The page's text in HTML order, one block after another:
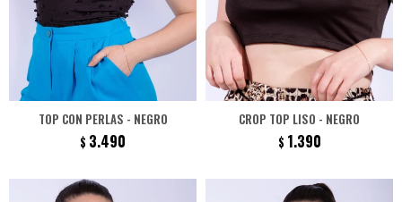
TOP CON PERLAS - NEGRO
$ 3.490
CROP TOP LISO - NEGRO
$ 1.390